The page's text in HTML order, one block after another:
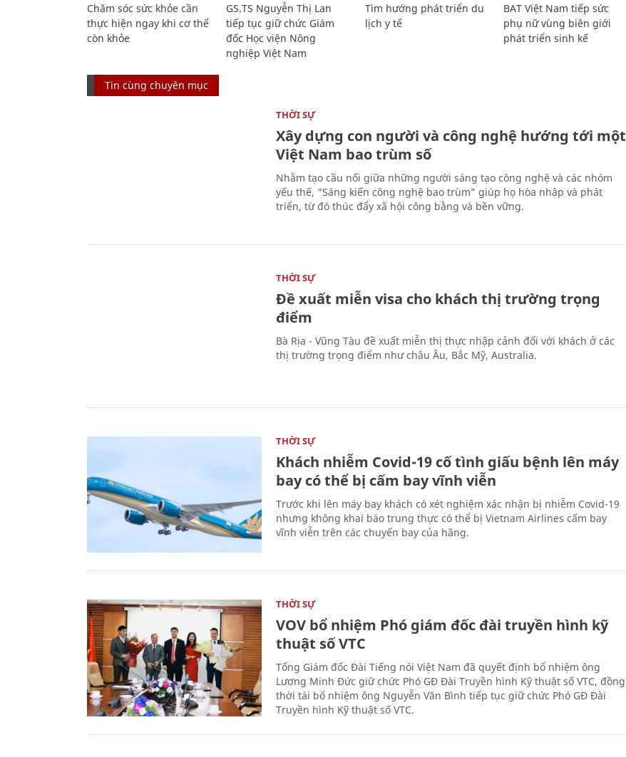
Chăm sóc sức khỏe cần
thực hiện ngay khi cơ thể
còn khỏe
GS.TS Nguyễn Thị Lan
tiếp tục giữ chức Giám
đốc Học viện Nông
nghiệp Việt Nam
Tìm hướng phát triển du
lịch y tế
BAT Việt Nam tiếp sức
phụ nữ vùng biên giới
phát triển sinh kế
Tin cùng chuyên mục
THỜI SỰ
Xây dựng con người và công nghệ hướng tới một
Việt Nam bao trùm số
Nhằm tạo cầu nối giữa những người sáng tạo công nghệ và các nhóm
yếu thế, “Sáng kiến công nghệ bao trùm” giúp họ hòa nhập và phát
triển, từ đó thúc đẩy xã hội công bằng và bền vững.
THỜI SỰ
Đề xuất miễn visa cho khách thị trường trọng
điểm
Bà Rịa - Vũng Tàu đề xuất miễn thị thực nhập cảnh đối với khách ở các
thị trường trọng điểm như châu Âu, Bắc Mỹ, Australia.
THỜI SỰ
Khách nhiễm Covid-19 cố tình giấu bệnh lên máy
bay có thể bị cấm bay vĩnh viễn
Trước khi lên máy bay khách có xét nghiệm xác nhận bị nhiễm Covid-19
nhưng không khai báo trung thực có thể bị Vietnam Airlines cấm bay
vĩnh viễn trên các chuyến bay của hãng.
THỜI SỰ
VOV bổ nhiệm Phó giám đốc đài truyền hình kỹ
thuật số VTC
Tổng Giám đốc Đài Tiếng nói Việt Nam đã quyết định bổ nhiệm ông
Lương Minh Đức giữ chức Phó GĐ Đài Truyền hình Kỹ thuật số VTC, đồng
thời tái bổ nhiệm ông Nguyễn Văn Bình tiếp tục giữ chức Phó GĐ Đài
Truyền hình Kỹ thuật số VTC.